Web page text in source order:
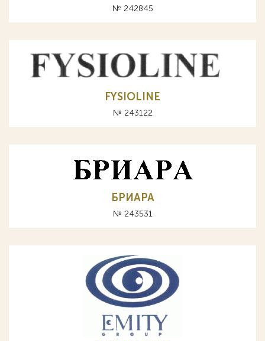
№ 242845
FYSIOLINE
№ 243122
БРИАРА
№ 243531